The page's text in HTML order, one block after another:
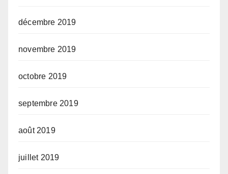
décembre 2019
novembre 2019
octobre 2019
septembre 2019
août 2019
juillet 2019